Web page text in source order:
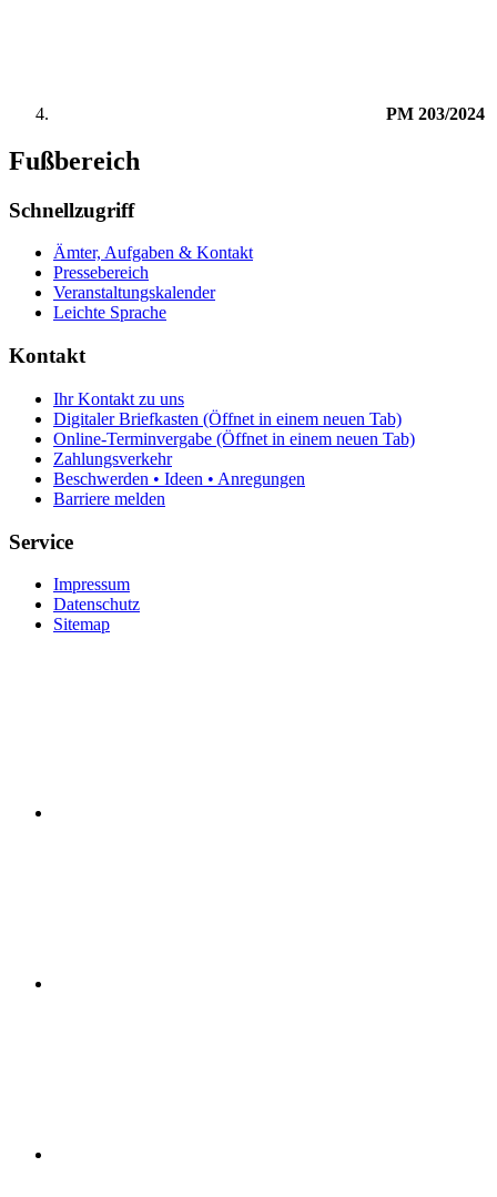
PM 203/2024
Fußbereich
Schnellzugriff
Ämter, Aufgaben & Kontakt
Pressebereich
Veranstaltungskalender
Leichte Sprache
Kontakt
Ihr Kontakt zu uns
Digitaler Briefkasten (Öffnet in einem neuen Tab)
Online-Terminvergabe (Öffnet in einem neuen Tab)
Zahlungsverkehr
Beschwerden • Ideen • Anregungen
Barriere melden
Service
Impressum
Datenschutz
Sitemap